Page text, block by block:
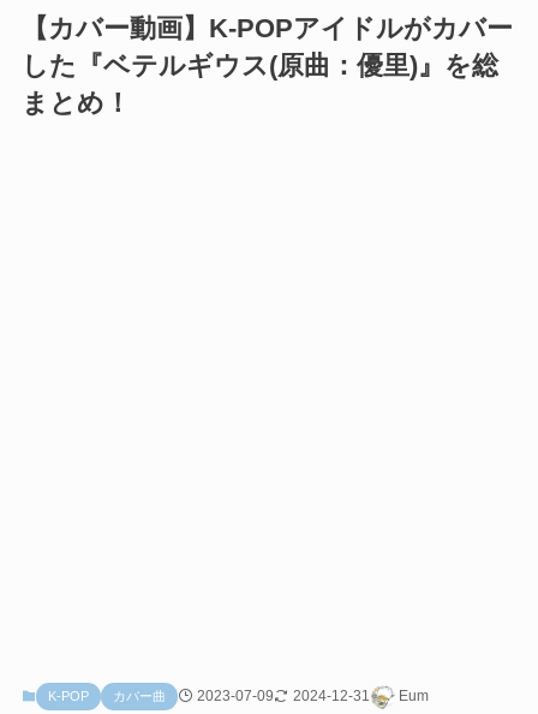
【カバー動画】K-POPアイドルがカバー
した『ベテルギウス(原曲：優里)』を総
まとめ！
K-POP カバー曲 2023-07-09 2024-12-31 Eum